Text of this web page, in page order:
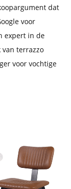
dat
voor
expert in de
terrazzo
voor vochtige